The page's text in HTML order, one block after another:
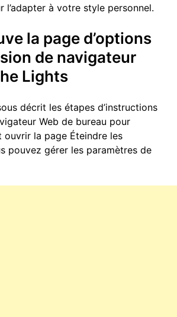
l’adapter à votre style personnel.
la page d’options
de navigateur
Lights
décrit les étapes d’instructions
Web de bureau pour
ouvrir la page Éteindre les
pouvez gérer les paramètres de